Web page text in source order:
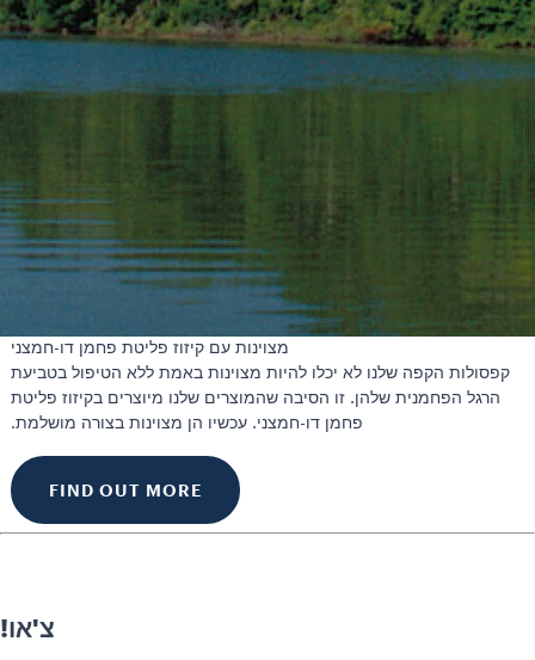
מצוינות עם קיזוז פליטת פחמן דו-חמצני
קפסולות הקפה שלנו לא יכלו להיות מצוינות באמת ללא הטיפול בטביעת
הרגל הפחמנית שלהן. זו הסיבה שהמוצרים שלנו מיוצרים בקיזוז פליטת
פחמן דו-חמצני. עכשיו הן מצוינות בצורה מושלמת.
FIND OUT MORE
צ'או!